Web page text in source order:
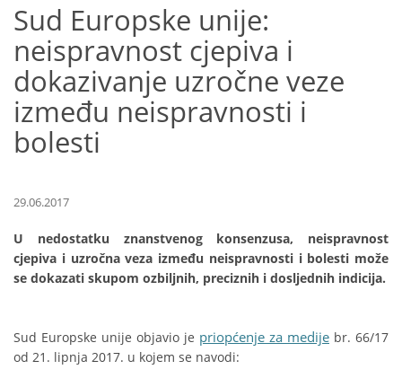
Sud Europske unije:
neispravnost cjepiva i
dokazivanje uzročne veze
između neispravnosti i
bolesti
29.06.2017
U nedostatku znanstvenog konsenzusa, neispravnost
cjepiva i uzročna veza između neispravnosti i bolesti može
se dokazati skupom ozbiljnih, preciznih i dosljednih indicija.
Sud Europske unije objavio je priopćenje za medije br. 66/17
od 21. lipnja 2017. u kojem se navodi: